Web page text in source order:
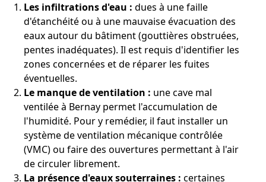
Les infiltrations d'eau : dues à une faille
d'étanchéité ou à une mauvaise évacuation des
eaux autour du bâtiment (gouttières obstruées,
pentes inadéquates). Il est requis d'identifier les
zones concernées et de réparer les fuites
éventuelles.
Le manque de ventilation : une cave mal
ventilée à Bernay permet l'accumulation de
l'humidité. Pour y remédier, il faut installer un
système de ventilation mécanique contrôlée
(VMC) ou faire des ouvertures permettant à l'air
de circuler librement.
La présence d'eaux souterraines : certaines